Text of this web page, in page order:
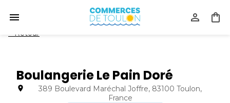
Retour
Boulangerie Le Pain Doré
389 Boulevard Maréchal Joffre, 83100 Toulon,
France